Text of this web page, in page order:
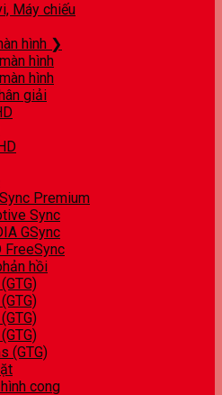
Máy chiếu
hình ❯
hình
hình
giải
Premium
Sync
GSync
FreeSync
hồi
(GTG)
cong